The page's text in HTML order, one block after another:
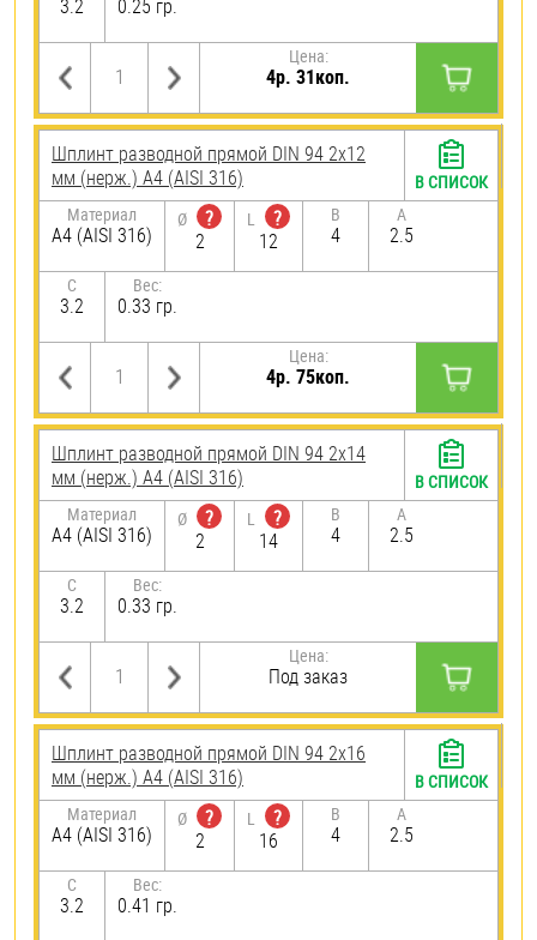
3.2 0.25 гр.
Цена:
4р. 31коп.
Шплинт разводной прямой DIN 94 2х12
мм (нерж.) A4 (AISI 316)
Материал
A4 (AISI 316)
Ø
?
2
L
?
12
B
4
A
2.5
C
3.2
Вес:
0.33 гр.
Цена:
4р. 75коп.
В СПИСОК
Шплинт разводной прямой DIN 94 2х14
мм (нерж.) A4 (AISI 316)
Материал
A4 (AISI 316)
Ø
?
2
L
?
14
B
4
A
2.5
C
3.2
Вес:
0.33 гр.
Цена:
Под заказ
В СПИСОК
Шплинт разводной прямой DIN 94 2х16
мм (нерж.) A4 (AISI 316)
Материал
A4 (AISI 316)
Ø
?
2
L
?
16
B
4
A
2.5
C
3.2
Вес:
0.41 гр.
В СПИСОК